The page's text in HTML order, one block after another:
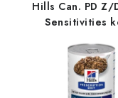
Hills Can. PD Z/
Sensitivities